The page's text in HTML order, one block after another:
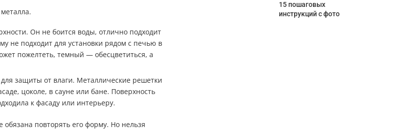
Он не боится воды, отлично подходит
не подходит для установки рядом с печью в
пожелтеть, темный — обесцветиться, а
защиты от влаги. Металлические решетки
цоколе, в сауне или бане. Поверхность
к фасаду или интерьеру.
повторять его форму. Но нельзя
15 пошаговых
инструкций с фото